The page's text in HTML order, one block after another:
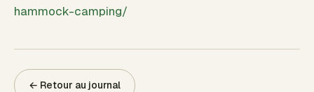
hammock-camping/
← Retour au journal